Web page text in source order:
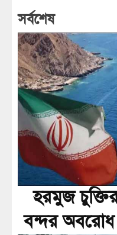
সর্বশেষ
হরমুজ
বন্দর অবরোধ